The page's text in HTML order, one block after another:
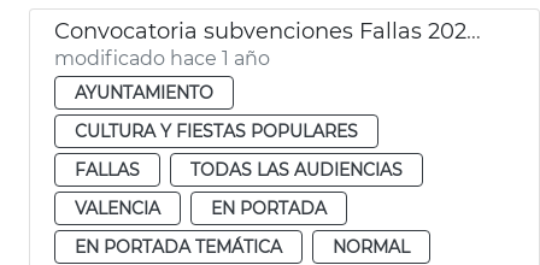
Convocatoria subvenciones Fallas 2025 pirotecnia agrupaciones musicales
modificado hace 1 año
AYUNTAMIENTO
CULTURA Y FIESTAS POPULARES
FALLAS
TODAS LAS AUDIENCIAS
VALENCIA
EN PORTADA
EN PORTADA TEMÁTICA
NORMAL